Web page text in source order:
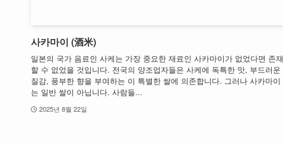
사카마이 (酒米)
일본의 국가 음료인 사케는 가장 중요한 재료인 사카마이가 없었다면 존재
할 수 없었을 것입니다. 전국의 양조업자들은 사케에 독특한 맛, 부드러운
질감, 풍부한 향을 부여하는 이 특별한 쌀에 의존합니다. 그러나 사카마이
는 일반 쌀이 아닙니다. 사람들...
2025년 8월 22일